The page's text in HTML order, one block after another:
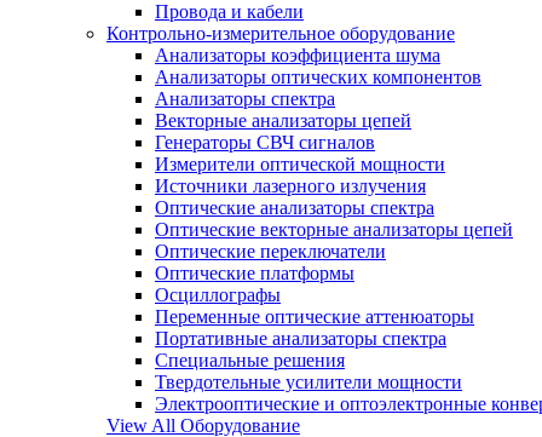
Провода и кабели
Контрольно-измерительное оборудование
Анализаторы коэффициента шума
Анализаторы оптических компонентов
Анализаторы спектра
Векторные анализаторы цепей
Генераторы СВЧ сигналов
Измерители оптической мощности
Источники лазерного излучения
Оптические анализаторы спектра
Оптические векторные анализаторы цепей
Оптические переключатели
Оптические платформы
Осциллографы
Переменные оптические аттенюаторы
Портативные анализаторы спектра
Специальные решения
Твердотельные усилители мощности
Электрооптические и оптоэлектронные
View All Оборудование